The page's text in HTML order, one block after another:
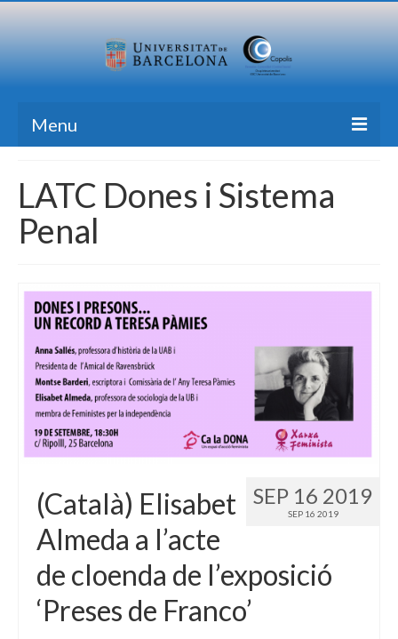
Menu
Research
Formation
Publications
News Blog
Contact
Language:
LATC Dones i Sistema
Penal
SEP 16 2019
SEP 16 2019
(Català) Elisabet
Almeda a l’acte
de cloenda de l’exposició
‘Preses de Franco’